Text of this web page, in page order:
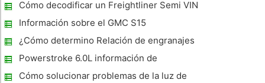
Cómo decodificar un Freightliner Semi VIN
Información sobre el GMC S15
¿Cómo determino Relación de engranajes
de Ford Rear End?
Powerstroke 6.0L información de
rendimiento
Cómo solucionar problemas de la luz de